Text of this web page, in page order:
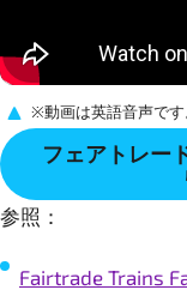
※動画は英語音声です
フェアトレー
参照：
Fairtrade Trains